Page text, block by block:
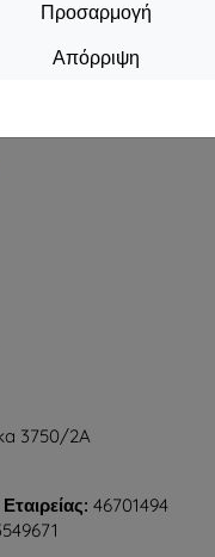
Προσαρμογή
Απόρριψη
3750/2A
46701494